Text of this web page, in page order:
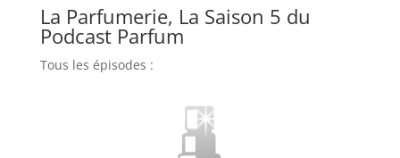
La Parfumerie, La Saison 5 du
Podcast Parfum
Tous les épisodes :